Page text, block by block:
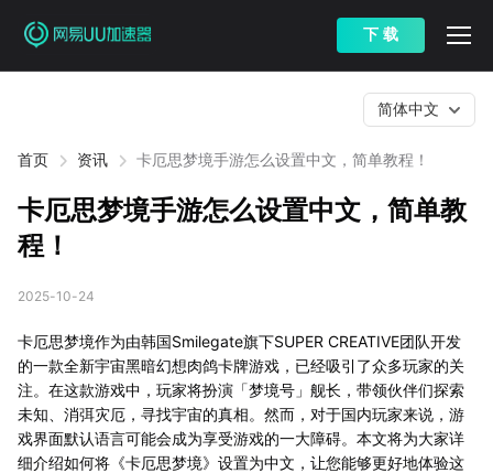
下 载
首页 资讯 卡厄思梦境手游怎么设置中文，简单教程！
简体中文
卡厄思梦境手游怎么设置中文，简单教
程！
2025-10-24
卡厄思梦境作为由韩国Smilegate旗下SUPER CREATIVE团队开发
的一款全新宇宙黑暗幻想肉鸽卡牌游戏，已经吸引了众多玩家的关
注。在这款游戏中，玩家将扮演「梦境号」舰长，带领伙伴们探索
未知、消弭灾厄，寻找宇宙的真相。然而，对于国内玩家来说，游
戏界面默认语言可能会成为享受游戏的一大障碍。本文将为大家详
细介绍如何将《卡厄思梦境》设置为中文，让您能够更好地体验这